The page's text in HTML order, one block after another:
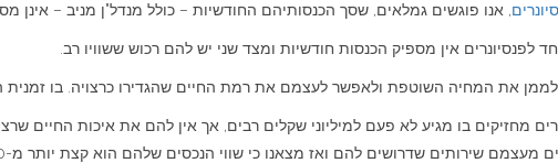
, אנו פוגשים גמלאים, שסך הכנסותיהם החודשיות – כולל מנדל"ן מניב – אינן
לפנסיונרים אין מספיק הכנסות חודשיות ומצד שני יש להם רכוש ששוויו רב.
לממן את המחיה השוטפת ולאפשר לעצמם את רמת החיים שהגדירו כרצויה. בו זמנית
מחזיקים בו מגיע לא פעם למיליוני שקלים רבים, אך אין להם את איכות החיים
שירותים שדרושים להם ואז מצאנו כי שווי הנכסים שלהם הוא קצת יותר מ-10 מ' ₪.